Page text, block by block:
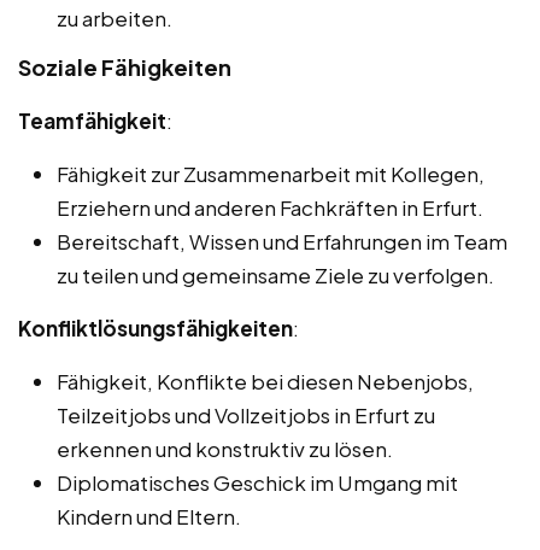
zu arbeiten.
Soziale Fähigkeiten
Teamfähigkeit:
Fähigkeit zur Zusammenarbeit mit Kollegen,
Erziehern und anderen Fachkräften in Erfurt.
Bereitschaft, Wissen und Erfahrungen im Team
zu teilen und gemeinsame Ziele zu verfolgen.
Konfliktlösungsfähigkeiten:
Fähigkeit, Konflikte bei diesen Nebenjobs,
Teilzeitjobs und Vollzeitjobs in Erfurt zu
erkennen und konstruktiv zu lösen.
Diplomatisches Geschick im Umgang mit
Kindern und Eltern.